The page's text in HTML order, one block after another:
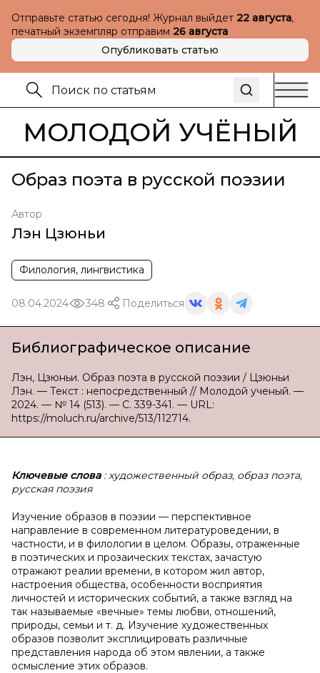
Отправьте статью сегодня! Журнал выйдет 22 августа,
печатный экземпляр отправим 26 августа
Опубликовать статью
МОЛОДОЙ УЧЁНЫЙ
Образ поэта в русской поэзии
Автор
Лэн Цзюньи
Филология, лингвистика
08.04.2024 348 Поделиться
Библиографическое описание
Лэн, Цзюньи. Образ поэта в русской поэзии / Цзюньи
Лэн. — Текст : непосредственный // Молодой ученый. —
2024. — № 14 (513). — С. 339-341. — URL:
https://moluch.ru/archive/513/112714.
Ключевые слова : художественный образ, образ поэта,
русская поэзия
Изучение образов в поэзии — перспективное
направление в современном литературоведении, в
частности, и в филологии в целом. Образы, отраженные
в поэтических и прозаических текстах, зачастую
отражают реалии времени, в котором жил автор,
настроения общества, особенности восприятия
личностей и исторических событий, а также взгляд на
так называемые «вечные» темы любви, отношений,
природы, семьи и т. д. Изучение художественных
образов позволит эксплицировать различные
представления народа об этом явлении, а также
осмысление этих образов.